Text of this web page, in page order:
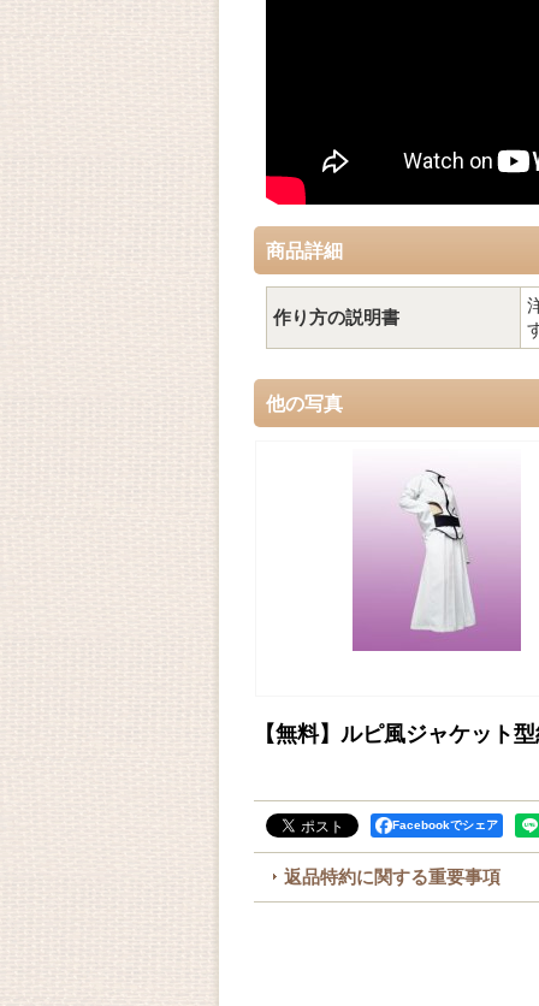
商品詳細
作り方の説明書
他の写真
【無料】ルピ風ジャケット
Facebookでシェア
返品特約に関する重要事項